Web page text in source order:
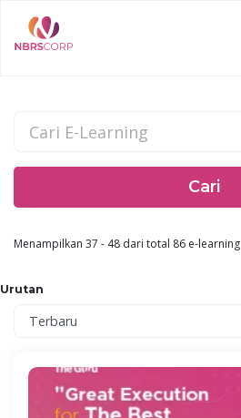
Cari
Menampilkan 37 - 48 dari total 86 e-learning
Urutan